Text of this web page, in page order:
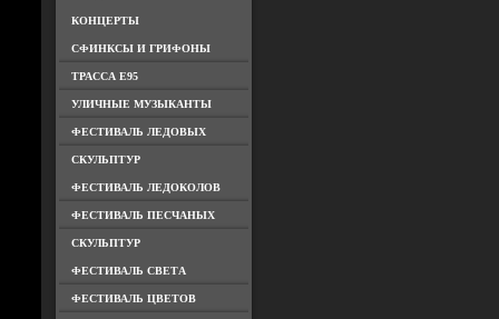
КОНЦЕРТЫ
СФИНКСЫ И ГРИФОНЫ
ТРАССА Е95
УЛИЧНЫЕ МУЗЫКАНТЫ
ФЕСТИВАЛЬ ЛЕДОВЫХ
СКУЛЬПТУР
ФЕСТИВАЛЬ ЛЕДОКОЛОВ
ФЕСТИВАЛЬ ПЕСЧАНЫХ
СКУЛЬПТУР
ФЕСТИВАЛЬ СВЕТА
ФЕСТИВАЛЬ ЦВЕТОВ